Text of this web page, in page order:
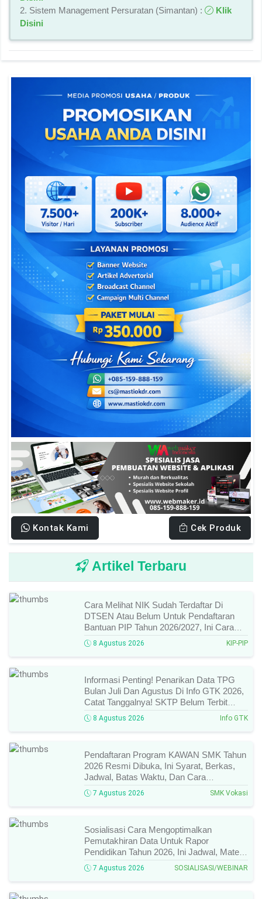
2. Sistem Management Persuratan (Simantan) :
Klik
Disini
Kontak Kami Cek Produk
Artikel Terbaru
Cara Melihat NIK Sudah Terdaftar Di
DTSEN Atau Belum Untuk Pendaftaran
Bantuan PIP Tahun 2026/2027, Ini Cara
Cek Dan Syarat Perubahan Desil!
8 Agustus 2026 KIP-PIP
Informasi Penting! Penarikan Data TPG
Bulan Juli Dan Agustus Di Info GTK 2026,
Catat Tanggalnya! SKTP Belum Terbit
Januari–Juni, Ini Prosesnya!
8 Agustus 2026 Info GTK
Pendaftaran Program KAWAN SMK Tahun
2026 Resmi Dibuka, Ini Syarat, Berkas,
Jadwal, Batas Waktu, Dan Cara
Pendaftarannya!
7 Agustus 2026 SMK Vokasi
Sosialisasi Cara Mengoptimalkan
Pemutakhiran Data Untuk Rapor
Pendidikan Tahun 2026, Ini Jadwal, Materi,
Narasumber, Dan Link Mengikutinya!
7 Agustus 2026 SOSIALISASI/WEBINAR